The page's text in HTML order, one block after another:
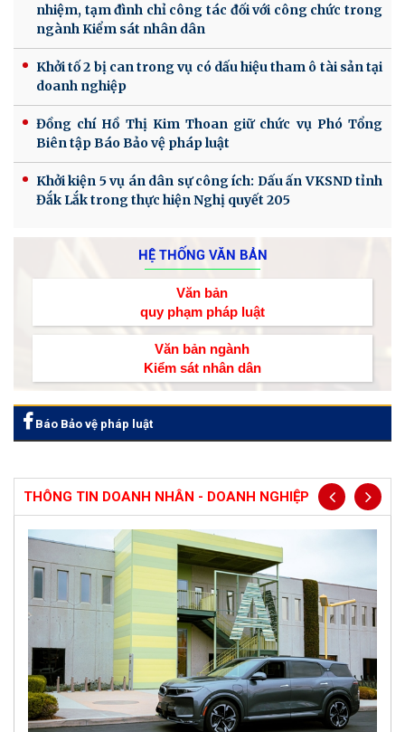
nhiệm, tạm đình chỉ công tác đối với công chức trong
ngành Kiểm sát nhân dân
Khởi tố 2 bị can trong vụ có dấu hiệu tham ô tài sản tại
doanh nghiệp
Đồng chí Hồ Thị Kim Thoan giữ chức vụ Phó Tổng
Biên tập Báo Bảo vệ pháp luật
Khởi kiện 5 vụ án dân sự công ích: Dấu ấn VKSND tỉnh
Đắk Lắk trong thực hiện Nghị quyết 205
HỆ THỐNG VĂN BẢN
Văn bản
quy phạm pháp luật
Văn bản ngành
Kiểm sát nhân dân
Báo Bảo vệ pháp luật
THÔNG TIN DOANH NHÂN - DOANH NGHIỆP